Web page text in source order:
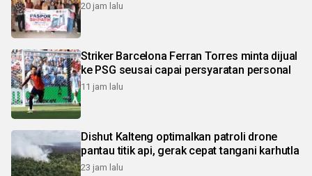
20 jam lalu
Striker Barcelona Ferran Torres minta dijual
ke PSG seusai capai persyaratan personal
11 jam lalu
Dishut Kalteng optimalkan patroli drone
pantau titik api, gerak cepat tangani karhutla
23 jam lalu